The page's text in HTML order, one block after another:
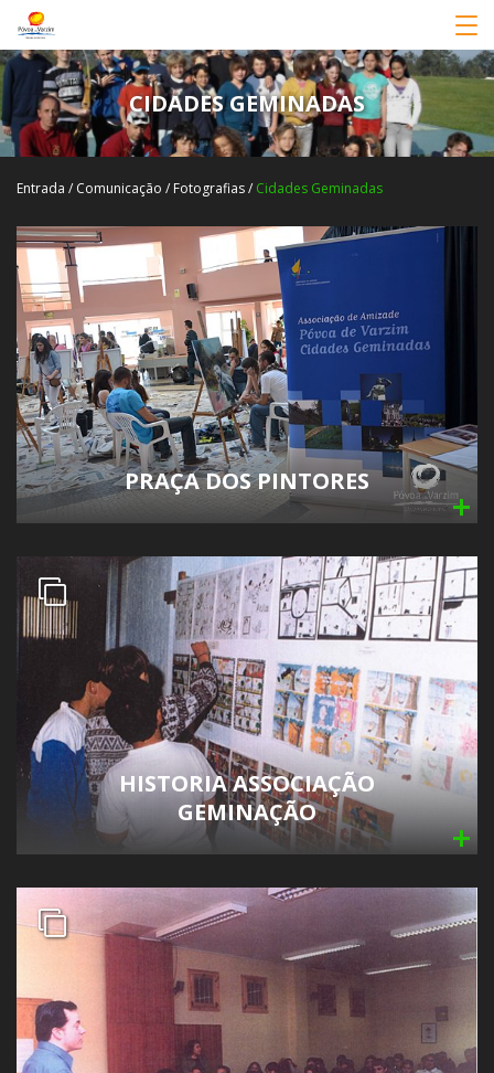
CIDADES GEMINADAS
Entrada / Comunicação / Fotografias/ Cidades Geminadas
PRAÇA DOS PINTORES
HISTORIA ASSOCIAÇÃO
GEMINAÇÃO